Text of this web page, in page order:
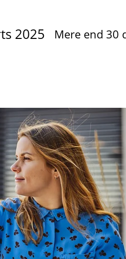
2025 Mere end 30